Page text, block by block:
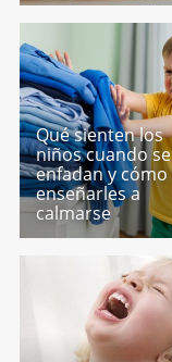
Qué sienten los
niños cuando se
enfadan y cómo
enseñarles a
calmarse